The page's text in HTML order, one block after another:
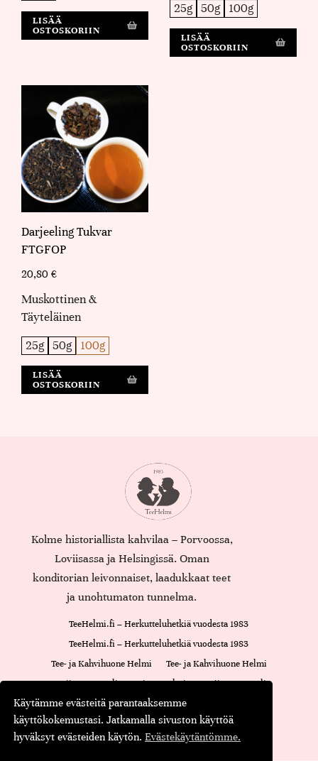
LISÄÄ
OSTOSKORIIN
25g 50g 100g
LISÄÄ
OSTOSKORIIN
25g 50g 100g
Darjeeling Tukvar
FTGFOP
20,80 €
Muskottinen &
Täyteläinen
LISÄÄ
OSTOSKORIIN
Kolme historiallista kahvilaa – Porvoossa,
Loviisassa ja Helsingissä. Oman
konditorian leivonnaiset, laadukkaat teet
ja unohtumaton tunnelma.
TeeHelmi.fi – Herkutteluhetkiä vuodesta 1983
TeeHelmi.fi – Herkutteluhetkiä vuodesta 1983
Tee- ja Kahvihuone Helmi
Tee- ja Kahvihuone Helmi
Loviisan Kappeli
Cajsan Helmi
Loviisan Kappeli
Oiva-raportti
Cajsan Helmi
Maustamaton tee
Maustettu tee Musta tee
Käytämme evästeitä parantaaksemme
käyttökokemustasi. Jatkamalla sivuston käyttöä
hyväksyt evästeiden käytön.Evästekäytäntömme.